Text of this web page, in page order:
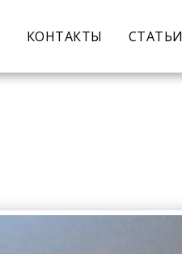
КОНТАКТЫ СТАТЬИ